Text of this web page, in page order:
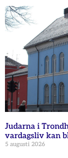
Judarna i
vardagsliv kan
5 augusti 2026